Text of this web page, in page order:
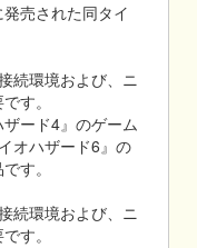
売された同タイ
続環境および、ニ
す。
ード4』のゲーム
オハザード6』の
す。
続環境および、ニ
す。